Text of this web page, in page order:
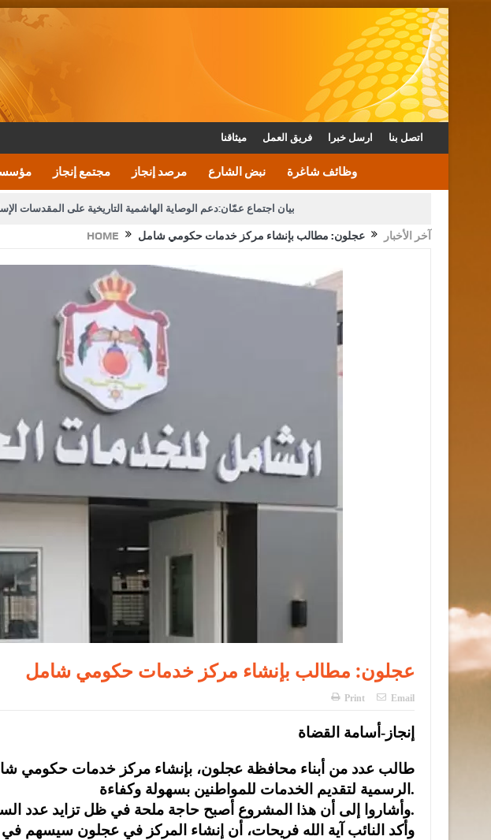
ميثاقنا فريق العمل ارسل خبرا اتصل بنا
مجتمع إنجاز مرصد إنجاز نبض الشارع وظائف شاغرة
بيان اجتماع عمّان:دعم الوصاية الهاشمية التاريخية على المقدسات
النواب يقر مشروع تعديل
القاضي دعوة المكلفين بخدمة العلم (الدفعة الثالثة) إلى مراجعة منصة خدمة العلم
القاضي محمود أحمد فريحات.. مبارك ومزيدا من التوفيق
HOME آخر الأخبار عجلون: مطالب بإنشاء مركز خدمات حكومي شامل
عجلون: مطالب بإنشاء مركز خدمات حكومي شامل
Print Email
إنجاز-أسامة القضاة
طالب عدد من أبناء محافظة عجلون، بإنشاء مركز خدمات حكومي
الرسمية لتقديم الخدمات للمواطنين بسهولة وكفاءة.
وأشاروا إلى أن هذا المشروع أصبح حاجة ملحة في ظل تزايد عدد السكان وتوسع الخدمات الحكومية.
وأكد النائب آية الله فريحات، أن إنشاء المركز في عجلون